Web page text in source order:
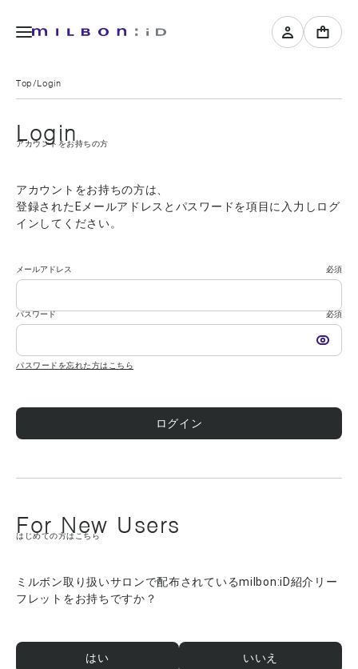
Top Login
Login
アカウントをお持ちの方
アカウントをお持ちの方は、
登録されたEメールアドレスとパスワードを項目に入力しログ
インしてください。
メールアドレス 必須
パスワード 必須
パスワードを忘れた方はこちら
ログイン
For New Users
はじめての方はこちら
ミルボン取り扱いサロンで配布されているmilbon:iD紹介リー
フレットをお持ちですか？
はい いいえ